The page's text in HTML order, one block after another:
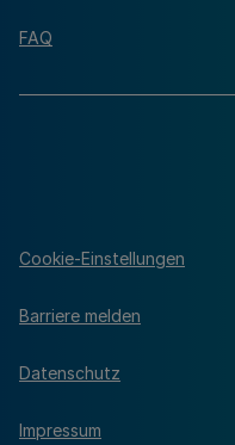
FAQ
Cookie-Einstellungen
Barriere melden
Datenschutz
Impressum